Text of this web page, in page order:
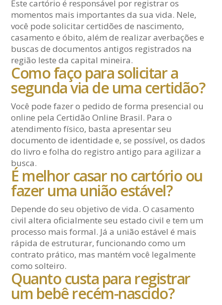
Este cartório é responsável por registrar os
momentos mais importantes da sua vida. Nele,
você pode solicitar certidões de nascimento,
casamento e óbito, além de realizar averbações e
buscas de documentos antigos registrados na
região leste da capital mineira.
Como faço para solicitar a
segunda via de uma certidão?
Você pode fazer o pedido de forma presencial ou
online pela Certidão Online Brasil. Para o
atendimento físico, basta apresentar seu
documento de identidade e, se possível, os dados
do livro e folha do registro antigo para agilizar a
busca.
É melhor casar no cartório ou
fazer uma união estável?
Depende do seu objetivo de vida. O casamento
civil altera oficialmente seu estado civil e tem um
processo mais formal. Já a união estável é mais
rápida de estruturar, funcionando como um
contrato prático, mas mantém você legalmente
como solteiro.
Quanto custa para registrar
um bebê recém-nascido?